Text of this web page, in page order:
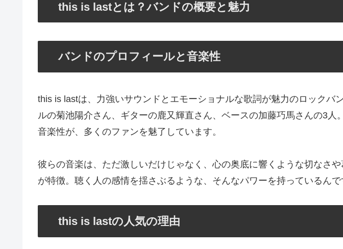
this is lastとは？バンドの概要と魅力
バンドのプロフィールと音楽性
this is lastは、力強いサウンドとエモーショナルな歌詞が魅力のロックバ
ルの菊池陽介さん、ギターの鹿又輝直さん、ベースの加藤巧馬さんの3人
音楽性が、多くのファンを魅了しています。
彼らの音楽は、ただ激しいだけじゃなく、心の奥底に響くような切なさ
が特徴。聴く人の感情を揺さぶるような、そんなパワーを持っているんで
this is lastの人気の理由